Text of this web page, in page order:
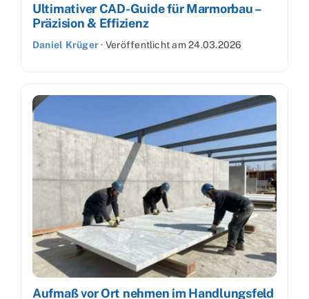
Ultimativer CAD-Guide für Marmorbau –
Präzision & Effizienz
Daniel Krüger· Veröffentlicht am24.03.2026
Aufmaß vor Ort nehmen im Handlungsfeld